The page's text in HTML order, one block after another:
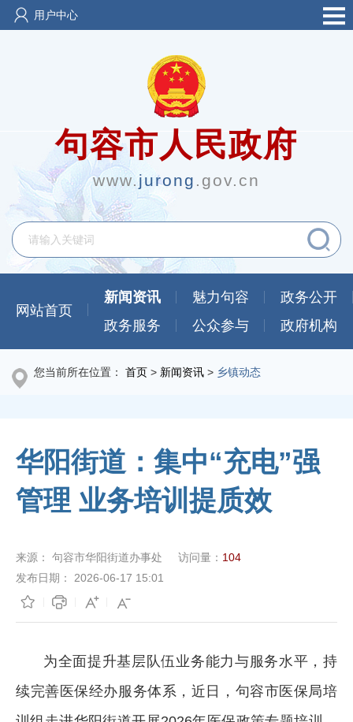
用户中心
句容市人民政府
www.jurong .gov.cn
网站首页
新闻资讯 魅力句容
政务公开
政务服务
公众参与 政府机构
您当前所在位置： 首页 > 新闻资讯 > 乡镇动态
华阳街道：集中“充电”强
管理 业务培训提质效
来源： 句容市华阳街道办事处 访问量： 104
发布日期：
2026-06-17 15:01
为全面提升基层队伍业务能力与服务水平，持
续完善医保经办服务体系，近日，句容市医保局培